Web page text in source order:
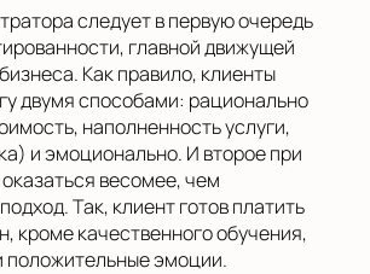
следует в первую очередь
главной движущей
Как правило, клиенты
двумя способами: рационально
наполненность услуги,
и эмоционально. И второе при
весомее, чем
Так, клиент готов платить
кроме качественного обучения,
положительные эмоции.